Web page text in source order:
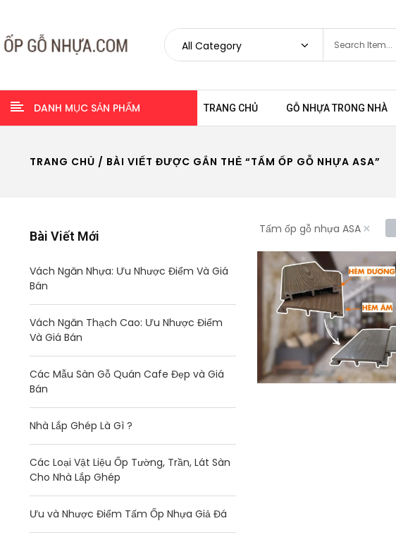
DANH MỤC SẢN PHẨM TRANG CHỦ GỖ NHỰA TRONG NHÀ
TRANG CHỦ / BÀI VIẾT ĐƯỢC GẮN THẺ “TẤM ỐP GỖ NHỰA ASA”
Bài Viết Mới
Vách Ngăn Nhựa: Ưu Nhược Điểm Và Giá
Bán
Vách Ngăn Thạch Cao: Ưu Nhược Điểm
Và Giá Bán
Các Mẫu Sàn Gỗ Quán Cafe Đẹp và Giá
Bán
Nhà Lắp Ghép Là Gì ?
Các Loại Vật Liệu Ốp Tường, Trần, Lát Sàn
Cho Nhà Lắp Ghép
Ưu và Nhược Điểm Tấm Ốp Nhựa Giả Đá
Tấm ốp gỗ nhựa ASA ×